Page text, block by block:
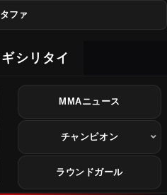
ファ
シリタイ
MMAニュース
チャンピオン
ラウンドガール